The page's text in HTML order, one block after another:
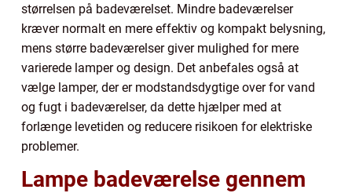
størrelsen på badeværelset. Mindre badeværelser
kræver normalt en mere effektiv og kompakt belysning,
mens større badeværelser giver mulighed for mere
varierede lamper og design. Det anbefales også at
vælge lamper, der er modstandsdygtige over for vand
og fugt i badeværelser, da dette hjælper med at
forlænge levetiden og reducere risikoen for elektriske
problemer.
Lampe badeværelse gennem